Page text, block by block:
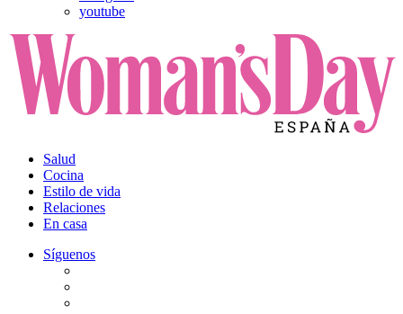
youtube
Salud
Cocina
Estilo de vida
Relaciones
En casa
Síguenos